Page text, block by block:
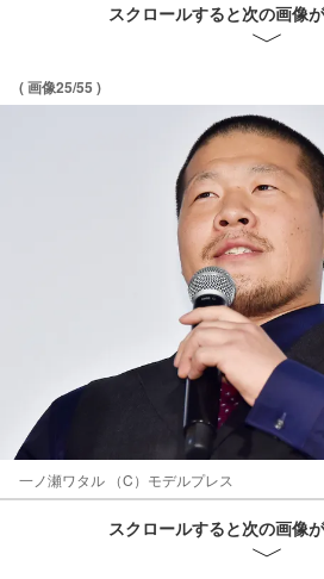
スクロールすると次の画像
( 画像25/55 )
一ノ瀬ワタル （C）モデルプレス
スクロールすると次の画像